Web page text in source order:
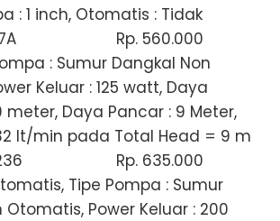
: 1 inch, Otomatis : Tidak
Rp. 560.000
: Sumur Dangkal Non
Keluar : 125 watt, Daya
meter, Daya Pancar : 9 Meter,
lt/min pada Total Head = 9 m
Rp. 635.000
Tipe Pompa : Sumur
Otomatis, Power Keluar : 200